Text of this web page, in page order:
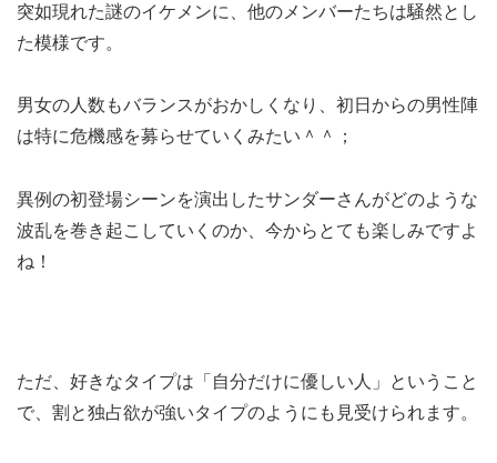
突如現れた謎のイケメンに、他のメンバーたちは騒然とし
た模様です。
男女の人数もバランスがおかしくなり、初日からの男性陣
は特に危機感を募らせていくみたい＾＾；
異例の初登場シーンを演出したサンダーさんがどのような
波乱を巻き起こしていくのか、今からとても楽しみですよ
ね！
ただ、好きなタイプは「自分だけに優しい人」ということ
で、割と独占欲が強いタイプのようにも見受けられます。